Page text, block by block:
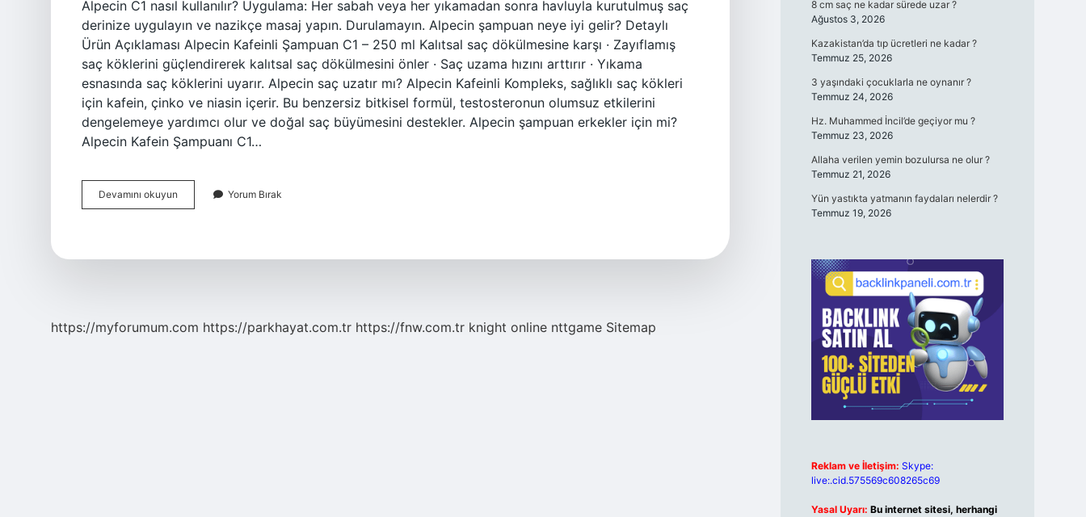
Alpecin C1 nasıl kullanılır? Uygulama: Her sabah veya her yıkamadan sonra havluyla kurutulmuş saç
derinize uygulayın ve nazikçe masaj yapın. Durulamayın. Alpecin şampuan neye iyi gelir? Detaylı
Ürün Açıklaması Alpecin Kafeinli Şampuan C1 – 250 ml Kalıtsal saç dökülmesine karşı · Zayıflamış
saç köklerini güçlendirerek kalıtsal saç dökülmesini önler · Saç uzama hızını arttırır · Yıkama
esnasında saç köklerini uyarır. Alpecin saç uzatır mı? Alpecin Kafeinli Kompleks, sağlıklı saç kökleri
için kafein, çinko ve niasin içerir. Bu benzersiz bitkisel formül, testosteronun olumsuz etkilerini
dengelemeye yardımcı olur ve doğal saç büyümesini destekler. Alpecin şampuan erkekler için mi?
Alpecin Kafein Şampuanı C1…
Devamını okuyun
C1
Yorum Bırak
https://myforumum.com https://parkhayat.com.tr https://fnw.com.tr knight online nttgame Sitemap
8 cm saç ne kadar sürede uzar ?
Ağustos 3, 2026
Kazakistan’da tıp ücretleri ne kadar ?
Temmuz 25, 2026
3 yaşındaki çocuklarla ne oynanır ?
Temmuz 24, 2026
Hz. Muhammed İncil’de geçiyor mu ?
Temmuz 23, 2026
Allaha verilen yemin bozulursa ne olur ?
Temmuz 21, 2026
Yün yastıkta yatmanın faydaları nelerdir ?
Temmuz 19, 2026
Reklam ve İletişim: Skype:
live:.cid.575569c608265c69
Yasal Uyarı: Bu internet sitesi, herhangi